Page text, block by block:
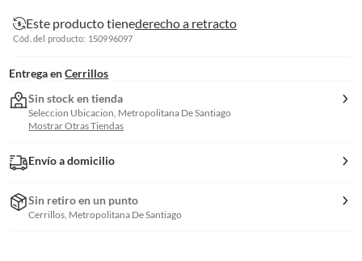
Este producto tienederecho a retracto
Cód. del producto: 150996097
Entrega en Cerrillos
Sin stock en tienda
Seleccion Ubicacion, Metropolitana De Santiago
Mostrar Otras Tiendas
Envío a domicilio
Sin retiro en un punto
Cerrillos, Metropolitana De Santiago